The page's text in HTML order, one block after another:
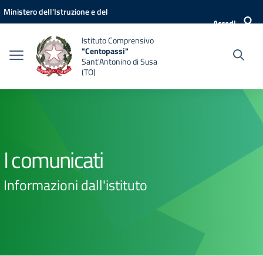
Vai ai contenuti
Vai al menu di navigazione
Vai al footer
Ministero dell'Istruzione e del
Accedi
Istituto Comprensivo
"Centopassi"
Sant'Antonino di Susa
(TO)
I comunicati
Informazioni dall'istituto